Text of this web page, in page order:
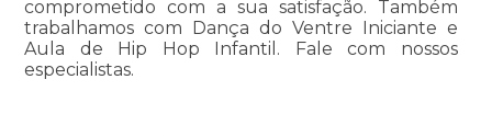
comprometido com a sua satisfação. Também
trabalhamos com Dança do Ventre Iniciante e
Aula de Hip Hop Infantil. Fale com nossos
especialistas.